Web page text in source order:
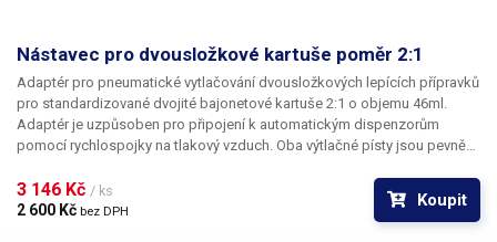
Nástavec pro dvousložkové kartuše poměr 2:1
Adaptér pro pneumatické vytlačování dvousložkových lepících přípravků
pro standardizované dvojité bajonetové kartuše 2:1 o objemu 46ml.
Adaptér je uzpůsoben pro připojení k automatickým dispenzorům
pomocí rychlospojky na tlakový vzduch. Oba výtlačné písty jsou pevně
zajištěno naprosto rovnoměrné dávkování i při rozdílných viskozitách
dvou složek vytlačovaného chemického přípravku.
3 146 Kč / ks
2 600 Kč bez DPH
Koupit